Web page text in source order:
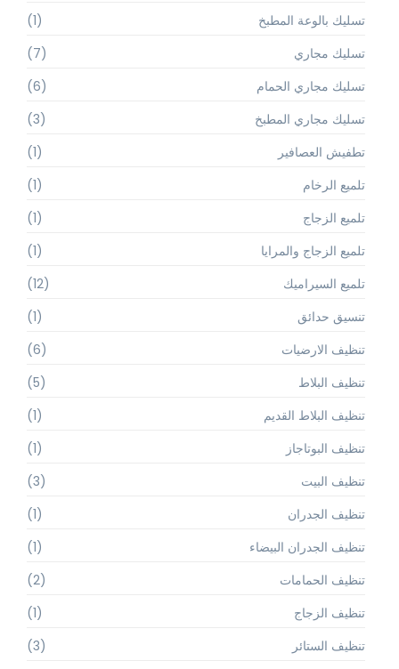
تسليك بالوعة المطبخ
(1)
تسليك مجاري
(7)
تسليك مجاري الحمام
(6)
تسليك مجاري المطبخ
(3)
تطفيش العصافير
(1)
تلميع الرخام
(1)
تلميع الزجاج
(1)
تلميع الزجاج والمرايا
(1)
تلميع السيراميك
(12)
تنسيق حدائق
(1)
تنظيف الارضيات
(6)
تنظيف البلاط
(5)
تنظيف البلاط القديم
(1)
تنظيف البوتاجاز
(1)
تنظيف البيت
(3)
تنظيف الجدران
(1)
تنظيف الجدران البيضاء
(1)
تنظيف الحمامات
(2)
تنظيف الزجاج
(1)
تنظيف الستائر
(3)